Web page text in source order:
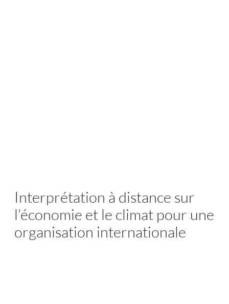
Interprétation à distance sur
l’économie et le climat pour une
organisation internationale